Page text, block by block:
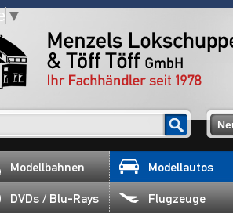
▼
Modellbahnen Modellautos
DVDs / Blu-Rays Flugzeuge